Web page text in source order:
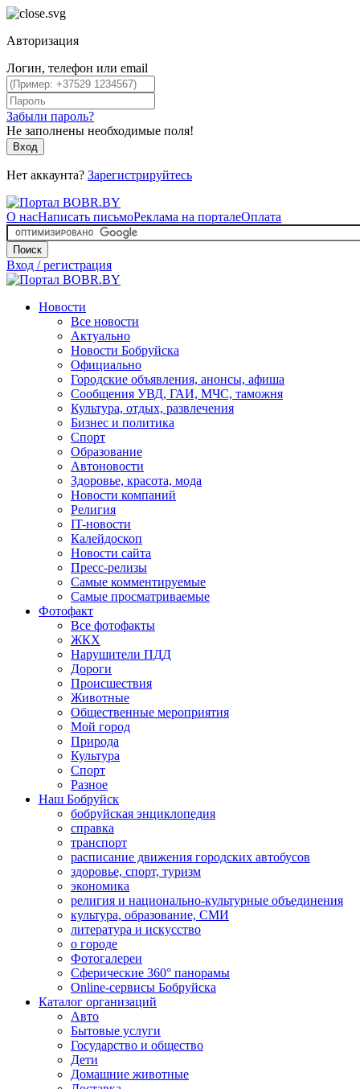
Авторизация
Логин, телефон или email
Забыли пароль?
Не заполнены необходимые поля!
Вход
Нет аккаунта? Зарегистрируйтесь
О насНаписать письмоРеклама на порталеОплата
Поиск
Вход / регистрация
Новости
Все новости
Актуально
Новости Бобруйска
Официально
Городские объявления, анонсы, афиша
Сообщения УВД, ГАИ, МЧС, таможня
Культура, отдых, развлечения
Бизнес и политика
Спорт
Образование
Автоновости
Здоровье, красота, мода
Новости компаний
Религия
IT-новости
Калейдоскоп
Новости сайта
Пресс-релизы
Самые комментируемые
Самые просматриваемые
Фотофакт
Все фотофакты
ЖКХ
Нарушители ПДД
Дороги
Происшествия
Животные
Общественные мероприятия
Мой город
Природа
Культура
Спорт
Разное
Наш Бобруйск
бобруйская энциклопедия
справка
транспорт
расписание движения городских автобусов
здоровье, спорт, туризм
экономика
религия и национально-культурные объединения
культура, образование, СМИ
литература и искусство
о городе
Фотогалереи
Сферические 360° панорамы
Online-сервисы Бобруйска
Каталог организаций
Авто
Бытовые услуги
Государство и общество
Дети
Домашние животные